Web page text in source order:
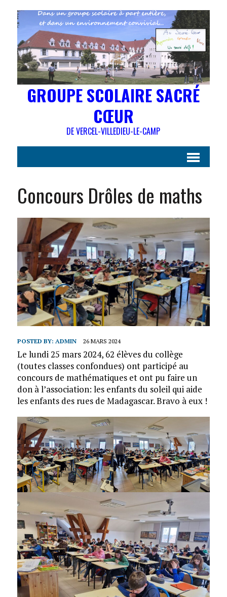
GROUPE SCOLAIRE SACRÉ
CŒUR
DE VERCEL-VILLEDIEU-LE-CAMP
Concours Drôles de maths
POSTED BY: ADMIN 26 MARS 2024
Le lundi 25 mars 2024, 62 élèves du collège
(toutes classes confondues) ont participé au
concours de mathématiques et ont pu faire un
don à l’association: les enfants du soleil qui aide
les enfants des rues de Madagascar. Bravo à eux !